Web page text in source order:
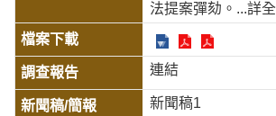
法提案彈劾。 ...詳
連結
新聞稿1